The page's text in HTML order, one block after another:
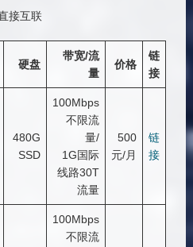
接互联
硬盘
带宽/流
量
价格
链
接
480G
SSD
100Mbps
不限流
量/
1G国际
线路30T
流量
500
元/月
链
接
100Mbps
不限流